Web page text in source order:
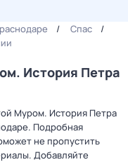
Спас
История Петра
Муром. История Петра
Подробная
не пропустить
Добавляйте